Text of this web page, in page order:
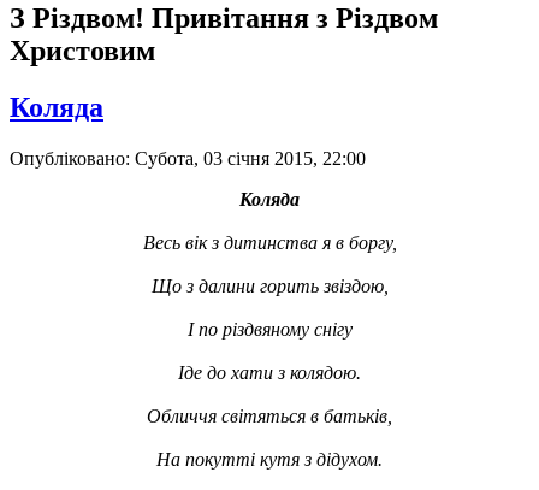
З Різдвом! Привітання з Різдвом
Христовим
Коляда
Опубліковано: Субота, 03 січня 2015, 22:00
Коляда
Весь вік з дитинства я в боргу,
Що з далини горить звіздою,
І по різдвяному снігу
Іде до хати з колядою.
Обличчя світяться в батьків,
На покутті кутя з дідухом.